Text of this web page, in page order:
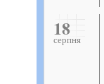
18
серпня